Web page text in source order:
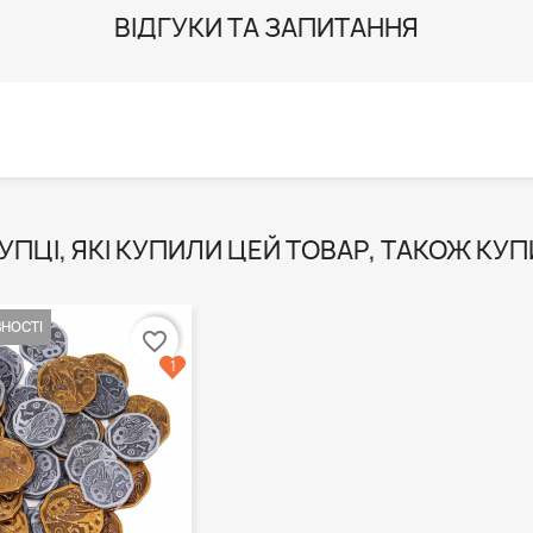
ВІДГУКИ ТА ЗАПИТАННЯ
ЯКІ КУПИЛИ ЦЕЙ ТОВАР, ТАКОЖ
favorite_border
1